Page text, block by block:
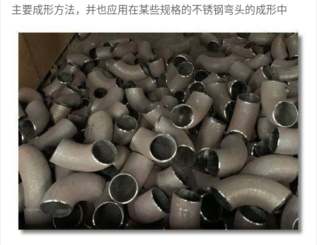
主要成形方法，并也应用在某些规格的不锈钢弯头的成形中